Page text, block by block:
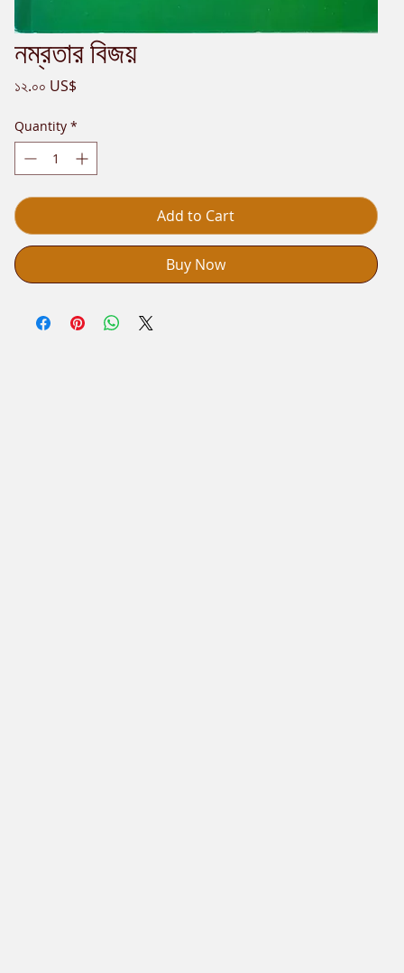
নম্রতার বিজয়
১২.০০ US$Price
Quantity *
Add to Cart
Buy Now